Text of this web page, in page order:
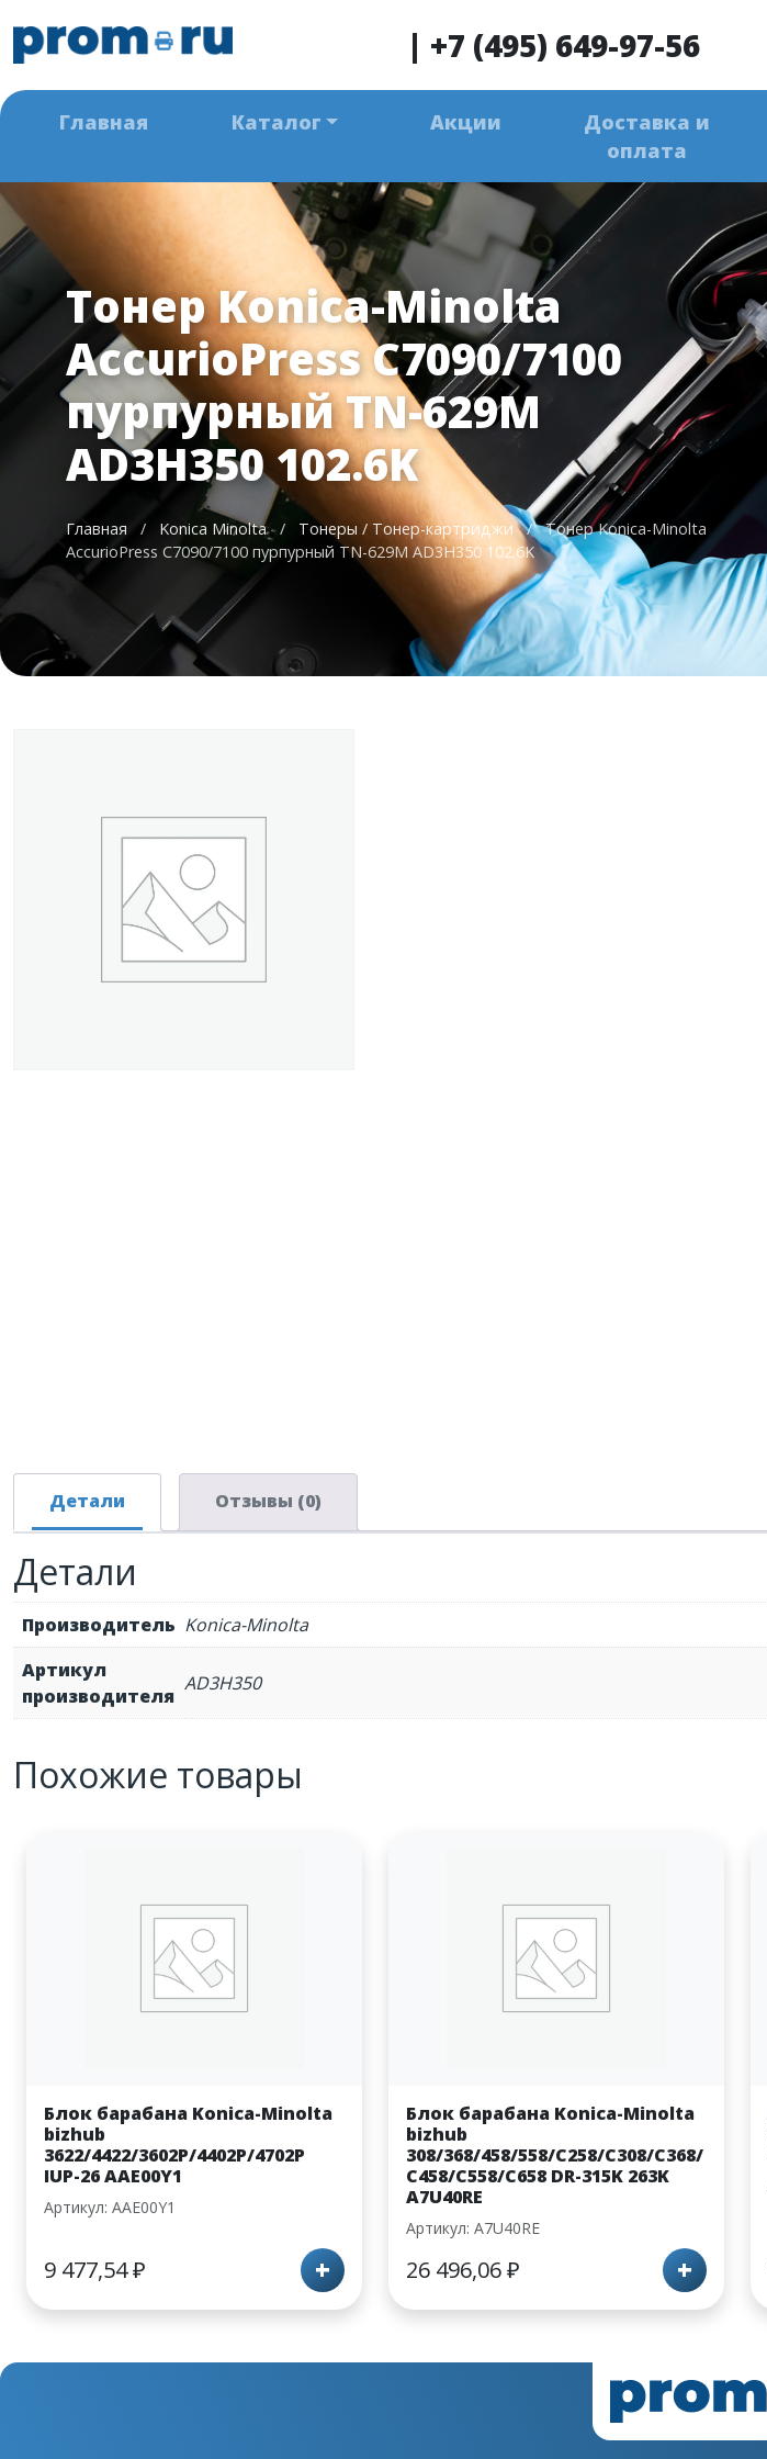
| +7 (495) 649-97-56
Главная Каталог Акции
Доставка и
оплата
Тонер Konica-Minolta
AccurioPress C7090/7100
пурпурный TN-629M
AD3H350 102.6K
Главная / Konica Minolta / Тонеры / Тонер-картриджи /
Тонер Konica-Minolta
AccurioPress C7090/7100 пурпурный TN-629M AD3H350 102.6K
Детали Отзывы (0)
Детали
Производитель Konica-Minolta
Артикул
производителя
AD3H350
Похожие товары
Блок барабана Konica-Minolta
bizhub
3622/4422/3602P/4402P/4702P
IUP-26 AAE00Y1
Артикул: AAE00Y1
9 477,54₽ +
Блок барабана Konica-Minolta
bizhub
308/368/458/558/C258/C308/C368/
C458/C558/C658 DR-315K 263K
A7U40RE
Артикул: A7U40RE
26 496,06₽ +